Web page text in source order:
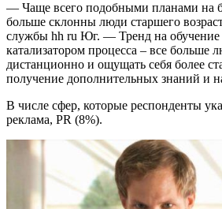
— Чаще всего подобными планами на
больше склонны люди старшего
службы hh ru Юг. — Тренд на обучение
катализатором процесса – все
дистанционно и ощущать себя более
получение дополнительных знаний и
В числе сфер, которые респонденты
реклама, PR (8%).